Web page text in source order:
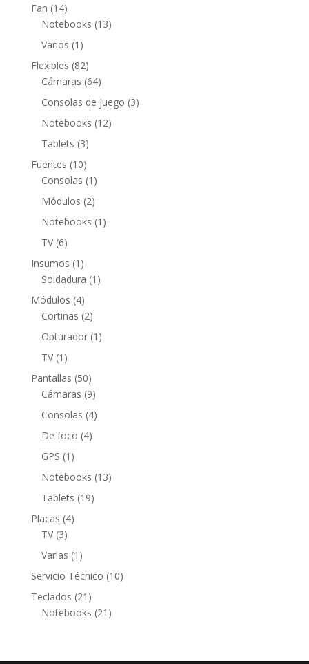
Fan 1414
productos
Notebooks 1313
Varios 1 1
producto
Flexibles 8282
productos
Cámaras 6464
productos
Consolas de juego 33
Notebooks 1212
Tablets 33
productos
Fuentes 1010
productos
Consolas 1 1
producto
Módulos 22
productos
Notebooks 1 1
TV 66
productos
Insumos 1 1
producto
Soldadura 1 1
Módulos 44
productos
Cortinas 22
productos
Opturador 1 1
TV 1 1
producto
Pantallas 5050
productos
Cámaras 99
productos
Consolas 44
De foco 44
GPS 1 1
producto
Notebooks 1313
Tablets 1919
Placas 44
TV 33
productos
Varias 1 1
producto
Servicio Técnico 1010
Teclados 21 21
productos
Notebooks 21 21